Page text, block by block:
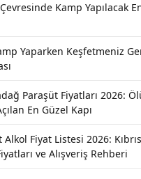
Kamp Yapılacak
Yaparken Keşfetmeniz
Paraşüt Fiyatları 2026:
En Güzel Kapı
Fiyat Listesi 2026:
ve Alışveriş Rehberi